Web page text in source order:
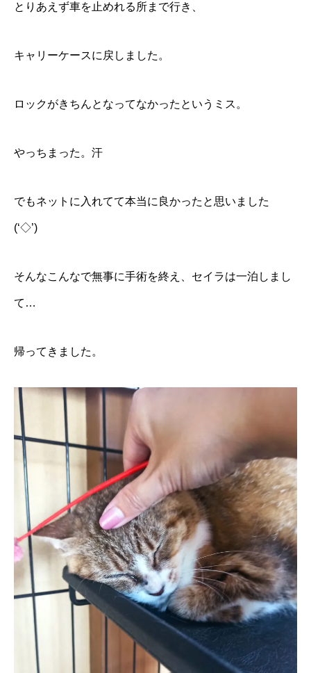
とりあえず車を止めれる所まで行き、
キャリーケースに戻しました。
ロックがきちんとなってなかったというミス。
やっちまった。汗
でもネットに入れてて本当に良かったと思いました
(‘◇’)ゞ
そんなこんなで無事に手術を終え、セイラは一泊しまし
て…
帰ってきました。